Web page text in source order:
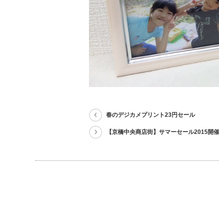
春のデジカメプリント23円セール
【京橋中央商店街】サマーセール2015開